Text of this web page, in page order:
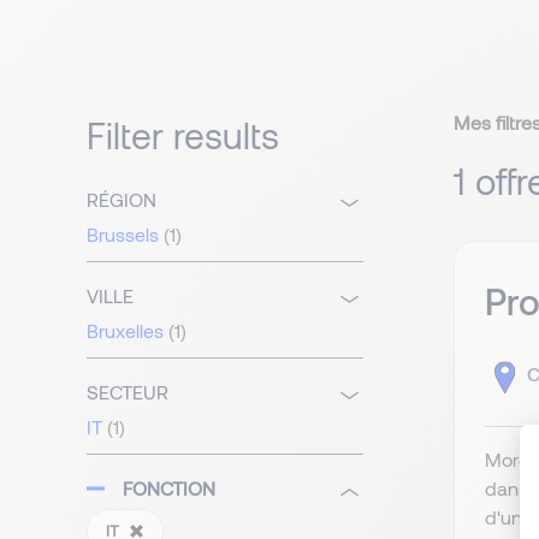
Filter results
RÉGION
Brussels (1)
VILLE
Bruxelles (1)
SECTEUR
IT (1)
FONCTION
IT
Mes
1
dans
d'une